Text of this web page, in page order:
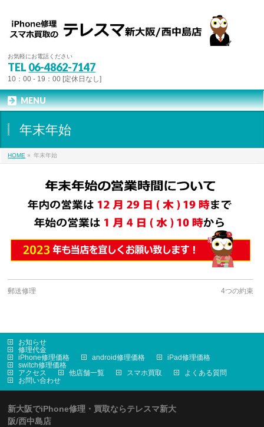
お気軽にお電話ください
TEL 06-4862-7147
10：00 - 19：00 [定休日なし]
MENU
年末年始
HOME » 年末年始
郵送修理 4つの約束
お知らせ
修理代金
iPhone修理価格
android修理価格
iPad修理価格
switch修理価格
アクセス
他店舗一覧 スマホ買取
よくある質問
お問い合わせ
新大阪でiPhone修理・買取ならテレスマ新大
阪/西中島店